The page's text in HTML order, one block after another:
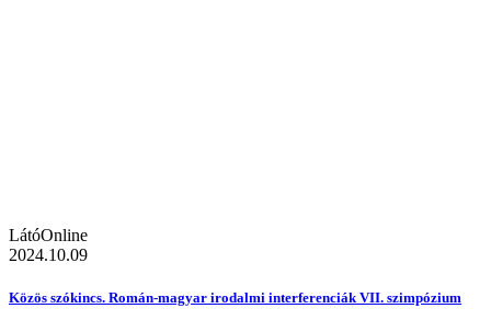
LátóOnline
2024.10.09
Közös szókincs. Román-magyar irodalmi interferenciák VII. szimpózium